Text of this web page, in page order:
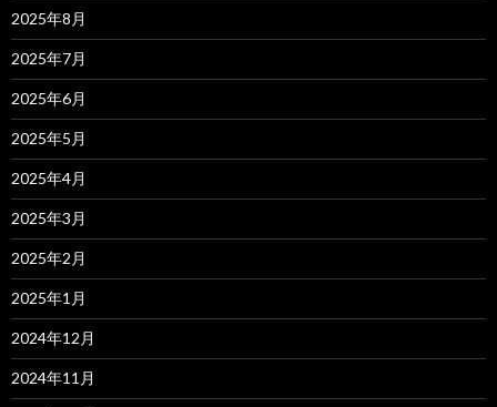
2025年8月
2025年7月
2025年6月
2025年5月
2025年4月
2025年3月
2025年2月
2025年1月
2024年12月
2024年11月